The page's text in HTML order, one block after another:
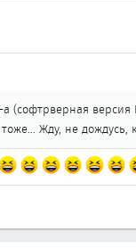
a (софтрверная
Жду, не дождусь,